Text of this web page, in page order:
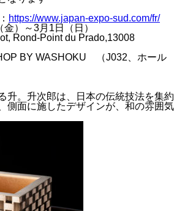
https://www.japan-expo-sud.com/fr/
）～3月1日（日）
Rond-Point du Prado,13008
BY WASHOKU （J032、ホール
升。升次郎は、日本の伝統技法を集約
側面に施したデザインが、和の雰囲気